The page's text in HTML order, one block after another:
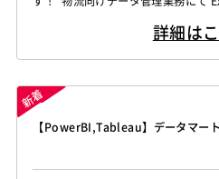
xcelを用いたデータ整理 ・詳細は
【PowerBI,Tableau】データマー